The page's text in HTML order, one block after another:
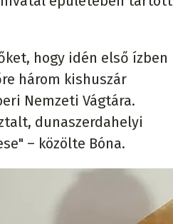
hogy idén első ízben
három kishuszár
Nemzeti Vágtára.
dunaszerdahelyi
– közölte Bóna.